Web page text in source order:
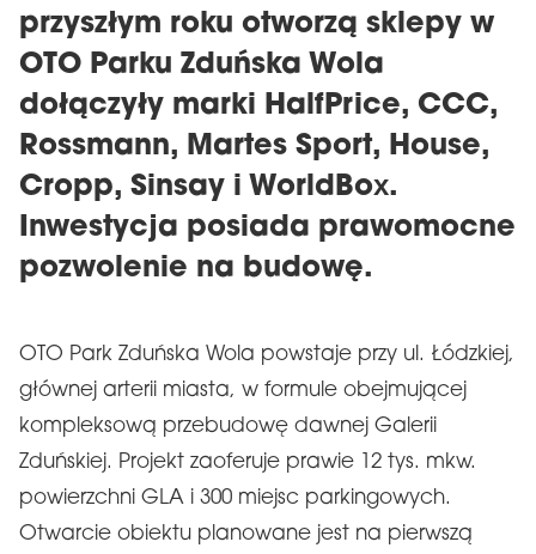
przyszłym roku otworzą sklepy w
OTO Parku Zduńska Wola
dołączyły marki HalfPrice, CCC,
Rossmann, Martes Sport, House,
Cropp, Sinsay i WorldBox.
Inwestycja posiada prawomocne
pozwolenie na budowę.
OTO Park Zduńska Wola powstaje przy ul. Łódzkiej,
głównej arterii miasta, w formule obejmującej
kompleksową przebudowę dawnej Galerii
Zduńskiej. Projekt zaoferuje prawie 12 tys. mkw.
powierzchni GLA i 300 miejsc parkingowych.
Otwarcie obiektu planowane jest na pierwszą